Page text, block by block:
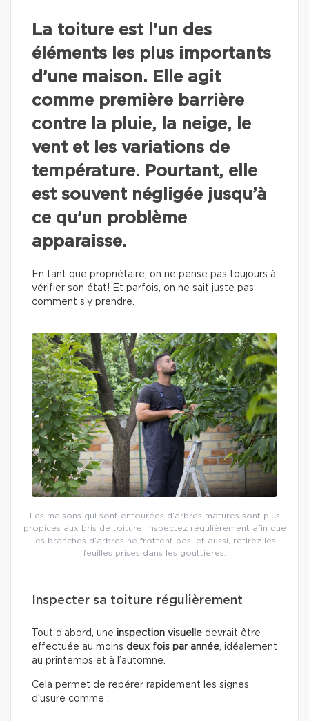
La toiture est l’un des
éléments les plus importants
d’une maison. Elle agit
comme première barrière
contre la pluie, la neige, le
vent et les variations de
température. Pourtant, elle
est souvent négligée jusqu’à
ce qu’un problème
apparaisse.
En tant que propriétaire, on ne pense pas toujours à
vérifier son état! Et parfois, on ne sait juste pas
comment s’y prendre.
Les maisons qui sont entourées d’arbres matures sont plus
propices aux bris de toiture. Inspectez régulièrement afin que
les branches d’arbres ne frottent pas, et aussi, retirez les
feuilles prises dans les gouttières.
Inspecter sa toiture régulièrement
Tout d’abord, une inspection visuelle devrait être
effectuée au moins deux fois par année, idéalement
au printemps et à l’automne.
Cela permet de repérer rapidement les signes
d’usure comme :